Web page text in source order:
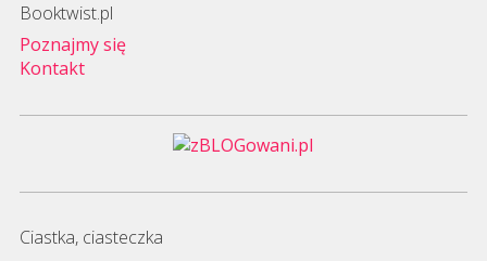
Booktwist.pl
Poznajmy się
Kontakt
Ciastka, ciasteczka